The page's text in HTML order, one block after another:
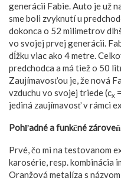
generácii Fabie. Auto je už
sme boli zvyknutí u
dokonca o 52 milimetrov
vo svojej prvej generácii.
dĺžku viac ako 4 metre.
predchodca a má tiež o 50
Zaujímavosťou je, že nová
vzduchu vo svojej triede (cx
jediná zaujímavosť v rámci
Pohľadné a funkčné zároveň
Prvé, čo mi na testovanom
karosérie, resp. kombinácia
Oranžová metalíza s